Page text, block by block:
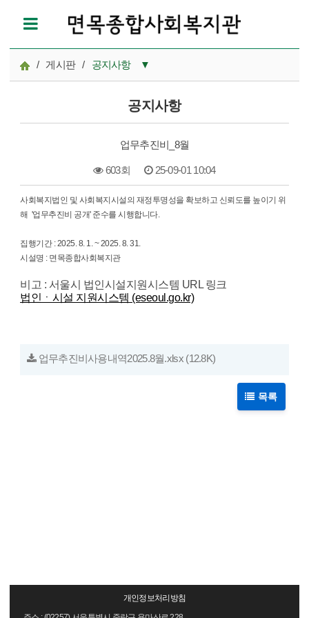
/ 게시판 / 공지사항 ▼
참여모집
복지관이야기
카드뉴스
자료실
공지사항
업무추진비_8월
603회 25-09-01 10:04
본문
사회복지법인 및 사회복지시설의 재정투명성을 확보하고 신뢰도를 높이기 위
해 '업무추진비 공개' 준수를 시행합니다.
집행기간 : 2025. 8. 1. ~ 2025. 8. 31.
시설명 : 면목종합사회복지관
비고 : 서울시 법인시설지원시스템 URL 링크
법인ㆍ시설 지원시스템 (eseoul.go.kr)
업무추진비사용내역2025.8월.xlsx(12.8K)
목록
개인정보처리방침